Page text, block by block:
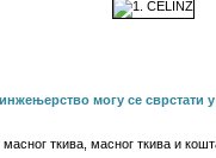
могу се сврстати
ткива, масног ткива и